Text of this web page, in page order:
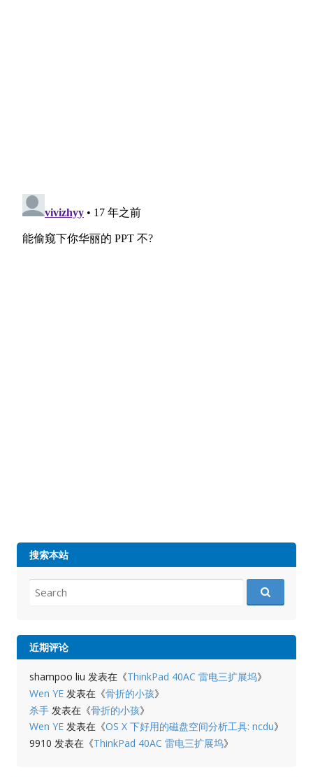
搜索本站
for:
近期评论
shampoo liu 发表在《ThinkPad 40AC 雷电三扩展坞》
Wen YE发表在《骨折的小孩》
杀手发表在《骨折的小孩》
Wen YE发表在《OS X 下好用的磁盘空间分析工具: ncdu》
9910 发表在《ThinkPad 40AC 雷电三扩展坞》